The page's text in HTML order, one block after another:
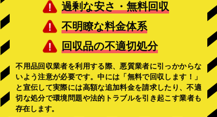
過剰な安さ・無料回収
不明瞭な料金体系
回収品の不適切処分
不用品回収業者を利用する際、悪質業者に引っかからな
いよう注意が必要です。中には「無料で回収します！」
と宣伝して実際には高額な追加料金を請求したり、不適
切な処分で環境問題や法的トラブルを引き起こす業者も
存在します。